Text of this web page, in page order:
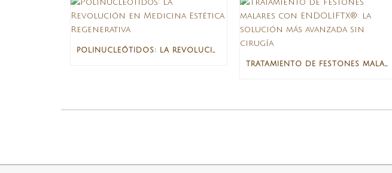
POLINUCLEÓTIDOS: LA REVOLUCIÓN EN MEDICINA ESTÉTICA REGENERATIVA
TRATAMIENTO DE FESTONES MALARES CON ENDOLIFTX®: LA SOLUCIÓN MÁS AVANZADA SIN CIRUGÍA